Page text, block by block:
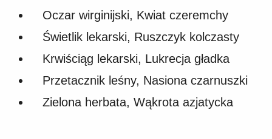
Oczar wirginijski, Kwiat czeremchy
Świetlik lekarski, Ruszczyk kolczasty
Krwiściąg lekarski, Lukrecja gładka
Przetacznik leśny, Nasiona czarnuszki
Zielona herbata, Wąkrota azjatycka